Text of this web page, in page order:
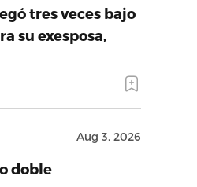
tres veces bajo
su exesposa,
Aug 3, 2026
doble